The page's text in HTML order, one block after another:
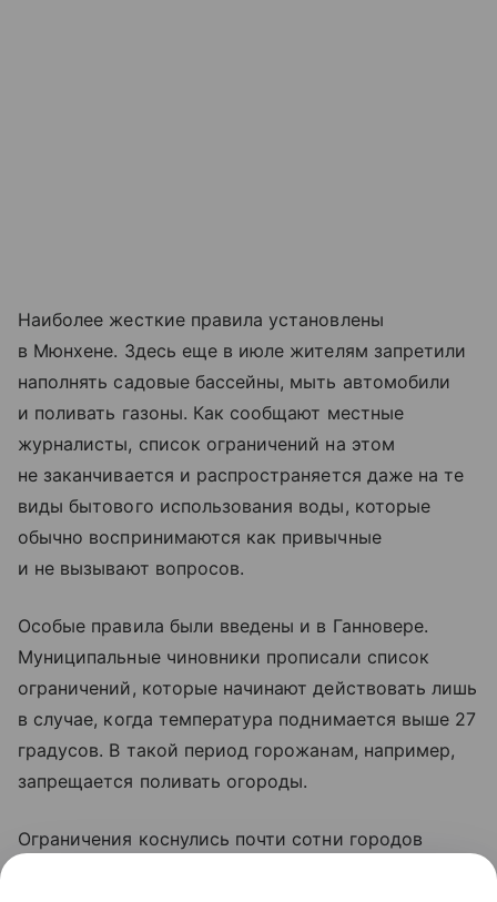
Наиболее жесткие правила установлены
в Мюнхене. Здесь еще в июле жителям запретили
наполнять садовые бассейны, мыть автомобили
и поливать газоны. Как сообщают местные
журналисты, список ограничений на этом
не заканчивается и распространяется даже на те
виды бытового использования воды, которые
обычно воспринимаются как привычные
и не вызывают вопросов.
Особые правила были введены и в Ганновере.
Муниципальные чиновники прописали список
ограничений, которые начинают действовать лишь
в случае, когда температура поднимается выше 27
градусов. В такой период горожанам, например,
запрещается поливать огороды.
Ограничения коснулись почти сотни городов